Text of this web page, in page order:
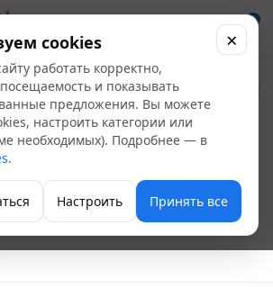
0
Бриз
40 мм
cookies
работать корректно,
и показывать
предложения. Вы можете
настроить категории или
необходимых). Подробнее — в
.
Настроить Принять все
×